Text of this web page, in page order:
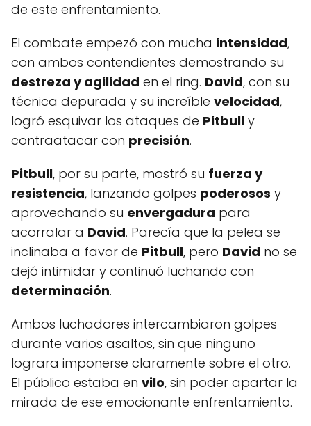
de este enfrentamiento.
El combate empezó con mucha intensidad,
con ambos contendientes demostrando su
destreza y agilidad en el ring. David, con su
técnica depurada y su increíble velocidad,
logró esquivar los ataques de Pitbull y
contraatacar con precisión.
Pitbull, por su parte, mostró su fuerza y
resistencia, lanzando golpes poderosos y
aprovechando su envergadura para
acorralar a David. Parecía que la pelea se
inclinaba a favor de Pitbull, pero David no se
dejó intimidar y continuó luchando con
determinación.
Ambos luchadores intercambiaron golpes
durante varios asaltos, sin que ninguno
lograra imponerse claramente sobre el otro.
El público estaba en vilo, sin poder apartar la
mirada de ese emocionante enfrentamiento.